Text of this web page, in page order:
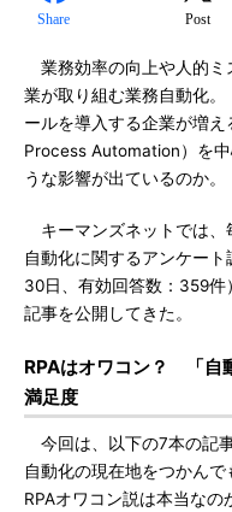
Share Post
業務効率の向上や人的ミ
業が取り組む業務自動化
ールを導入する企業が増
Process Automation）を
うな影響が出ているのか。
キーマンズネットでは、
自動化に関するアンケー
30日、有効回答数：359
記事を公開してきた。
RPAはオワコン？ 「自
満足度
今回は、以下の7本の記
自動化の現在地をつかん
RPAオワコン説は本当な